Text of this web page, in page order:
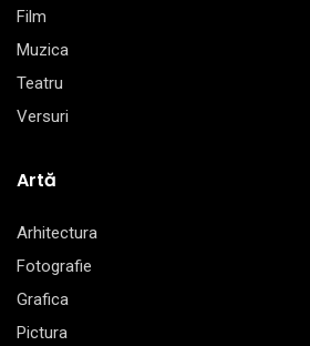
Film
Muzica
Teatru
Versuri
Artă
Arhitectura
Fotografie
Grafica
Pictura